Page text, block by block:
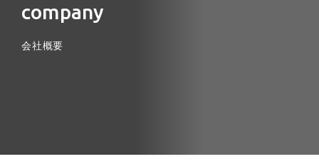
company
会社概要